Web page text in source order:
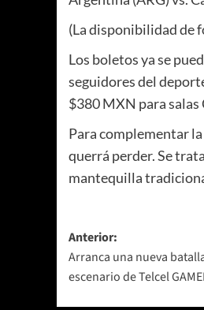
(La disponibilidad de
Los boletos ya se
seguidores del
$380 MXN para salas
Para complementar
querrá perder. Se
mantequilla
Navegación
de
entradas
Anterior:
Arranca una nueva
escenario de Telcel